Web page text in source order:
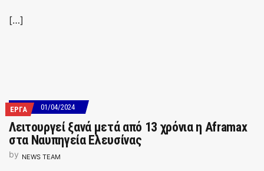
[…]
ΕΡΓΑ 01/04/2024
Λειτουργεί ξανά μετά από 13 χρόνια η Aframax
στα Ναυπηγεία Ελευσίνας
by NEWS TEAM